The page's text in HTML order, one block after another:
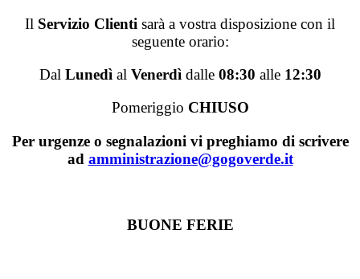
Il Servizio Clienti sarà a vostra disposizione con il
seguente orario:
Dal Lunedì al Venerdì dalle 08:30 alle 12:30
Pomeriggio CHIUSO
Per urgenze o segnalazioni vi preghiamo di scrivere
ad amministrazione@gogoverde.it
BUONE FERIE